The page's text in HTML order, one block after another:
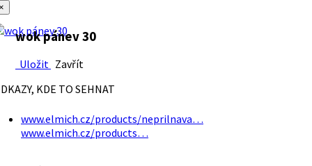
wok pánev 30
Uložit Zavřít
KDE TO SEHNAT
www.elmich.cz/products/neprilnava…
www.elmich.cz/products…